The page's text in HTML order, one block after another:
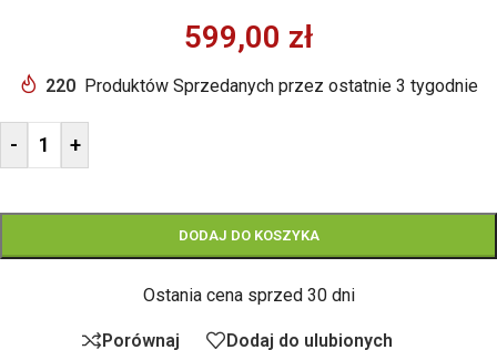
599,00 zł
220 Produktów Sprzedanych przez ostatnie 3 tygodnie
- +
DODAJ DO KOSZYKA
Ostania cena sprzed 30 dni
Porównaj Dodaj do ulubionych